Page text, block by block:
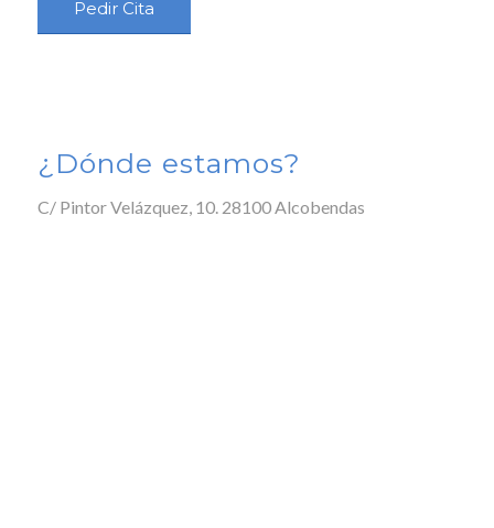
Pedir Cita
¿Dónde estamos?
C/ Pintor Velázquez, 10. 28100 Alcobendas